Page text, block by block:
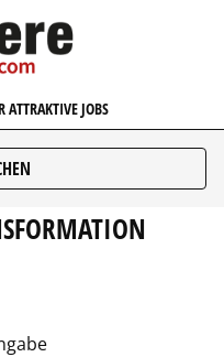
ATTRAKTIVE JOBS